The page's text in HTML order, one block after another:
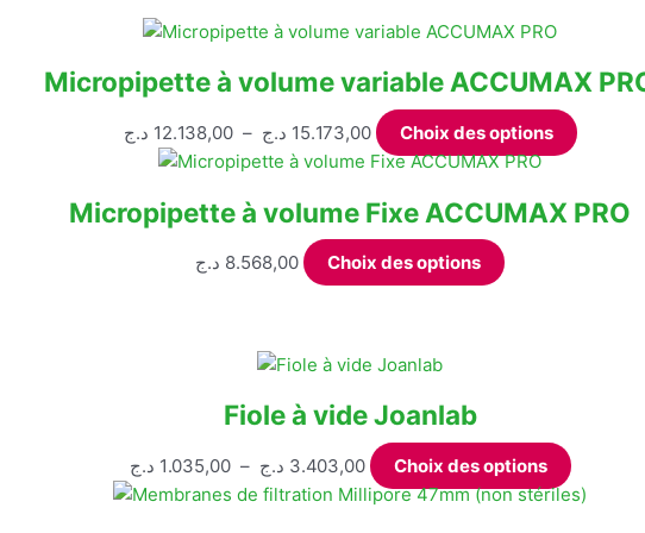
Micropipette à volume variable ACCUMAX
12.138,00 د.ج – 15.173,00 د.ج
Plage
de
12.138,00 د.ج
à
15.173,00 د.ج
Choix des options
Ce
plusieurs
du
Micropipette à volume Fixe ACCUMAX PRO
8.568,00 د.ج Choix des options
Ce
peuvent
être
Fiole à vide Joanlab
1.035,00 د.ج – 3.403,00 د.ج
Plage
de
Choix des options
Ce
produit